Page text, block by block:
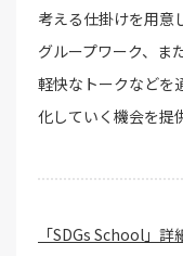
考える仕掛けを用意
グループワーク、ま
軽快なトークなどを
化していく機会を提
「SDGs School」詳